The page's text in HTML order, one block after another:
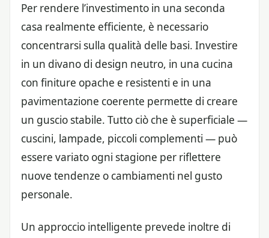
Per rendere l’investimento in una seconda
casa realmente efficiente, è necessario
concentrarsi sulla qualità delle basi. Investire
in un divano di design neutro, in una cucina
con finiture opache e resistenti e in una
pavimentazione coerente permette di creare
un guscio stabile. Tutto ciò che è superficiale —
cuscini, lampade, piccoli complementi — può
essere variato ogni stagione per riflettere
nuove tendenze o cambiamenti nel gusto
personale.
Un approccio intelligente prevede inoltre di